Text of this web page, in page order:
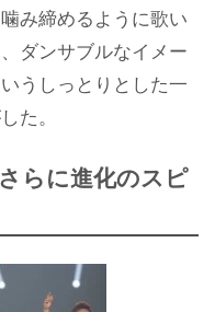
み締めるように歌い
ダンサブルなイメー
うしっとりとした一
た。
らに進化のスピ